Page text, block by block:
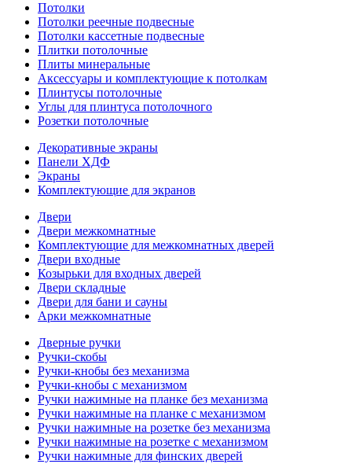
Потолки
Потолки реечные подвесные
Потолки кассетные подвесные
Плитки потолочные
Плиты минеральные
Аксессуары и комплектующие к потолкам
Плинтусы потолочные
Углы для плинтуса потолочного
Розетки потолочные
Декоративные экраны
Панели ХДФ
Экраны
Комплектующие для экранов
Двери
Двери межкомнатные
Комплектующие для межкомнатных дверей
Двери входные
Козырьки для входных дверей
Двери складные
Двери для бани и сауны
Арки межкомнатные
Дверные ручки
Ручки-скобы
Ручки-кнобы без механизма
Ручки-кнобы с механизмом
Ручки нажимные на планке без механизма
Ручки нажимные на планке с механизмом
Ручки нажимные на розетке без механизма
Ручки нажимные на розетке с механизмом
Ручки нажимные для финских дверей